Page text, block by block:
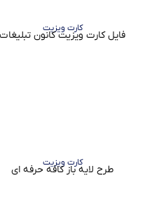
کارت ویزیت
فایل کارت ویزیت کانون تبلیغات
کارت ویزیت
طرح لایه باز کافه حرفه ای